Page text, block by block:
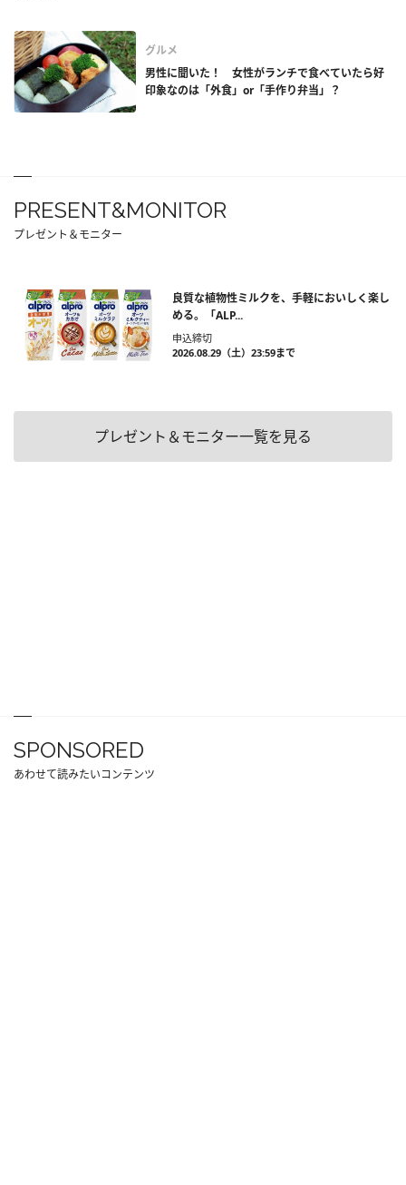
グルメ
男性に聞いた！ 女性がランチで食べていたら好
印象なのは「外食」or「手作り弁当」？
PRESENT&MONITOR
プレゼント＆モニター
良質な植物性ミルクを、手軽においしく楽し
める。「ALP...
申込締切
2026.08.29（土）23:59まで
プレゼント＆モニター一覧を見る
SPONSORED
あわせて読みたいコンテンツ